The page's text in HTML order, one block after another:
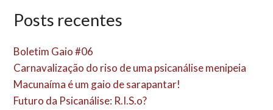
Posts recentes
Boletim Gaio #06
Carnavalização do riso de uma psicanálise menipeia
Macunaíma é um gaio de sarapantar!
Futuro da Psicanálise: R.I.S.o?